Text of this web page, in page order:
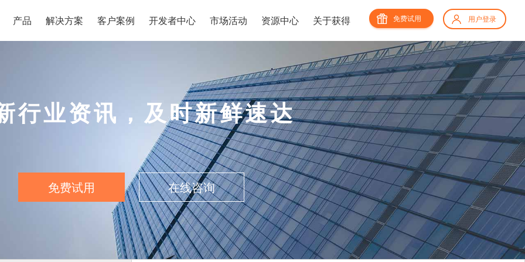
产品 解决方案 客户案例 开发者中心 市场活动 资源中心 关于获得 用户登录
免费试用
行业资讯，及时新鲜速达
免费试用 在线咨询